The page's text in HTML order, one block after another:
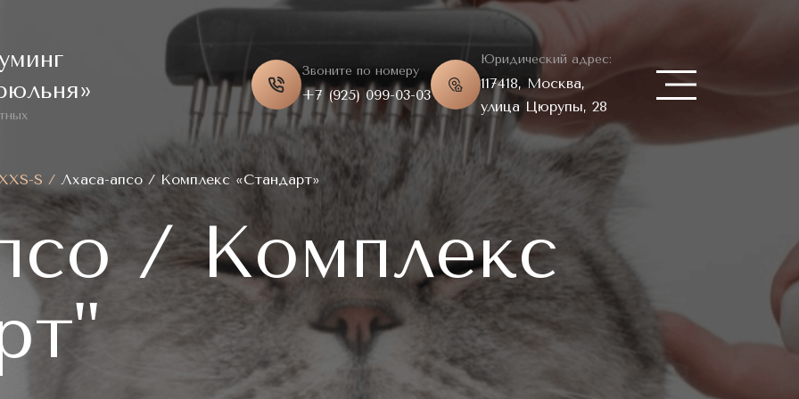
Звоните по номеру
+7 (925) 099-03-03
Юридический адрес:
117418, Москва,
улица Цюрупы, 28
S / Лхаса-апсо / Комплекс «Стандарт»
/ Комплекс